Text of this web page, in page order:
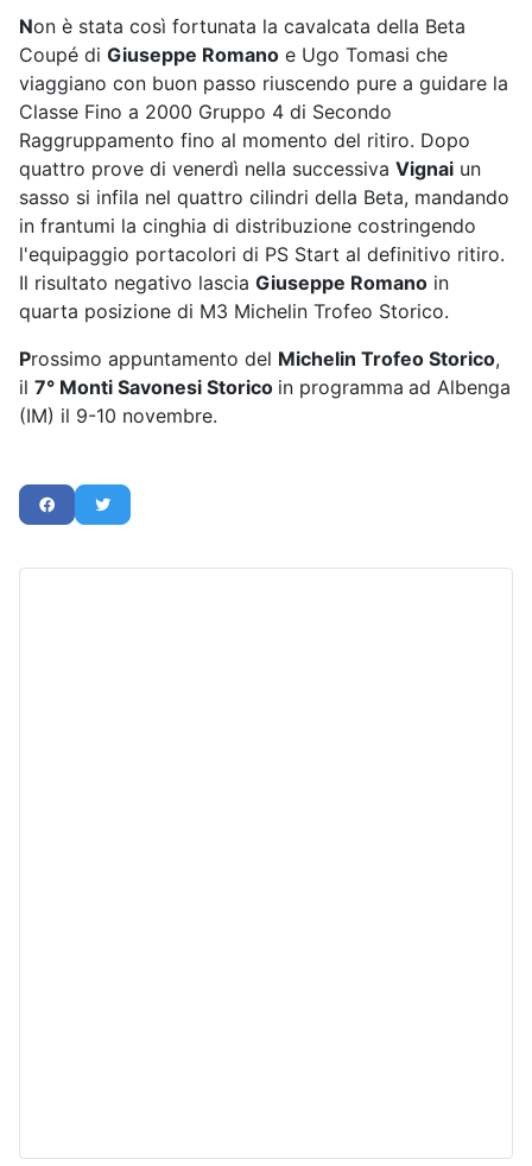
Non è stata così fortunata la cavalcata della Beta
Coupé di Giuseppe Romano e Ugo Tomasi che
viaggiano con buon passo riuscendo pure a guidare la
Classe Fino a 2000 Gruppo 4 di Secondo
Raggruppamento fino al momento del ritiro. Dopo
quattro prove di venerdì nella successiva Vignai un
sasso si infila nel quattro cilindri della Beta, mandando
in frantumi la cinghia di distribuzione costringendo
l'equipaggio portacolori di PS Start al definitivo ritiro.
Il risultato negativo lascia Giuseppe Romano in
quarta posizione di M3 Michelin Trofeo Storico.
Prossimo appuntamento del Michelin Trofeo Storico,
il 7° Monti Savonesi Storico in programma ad Albenga
(IM) il 9-10 novembre.